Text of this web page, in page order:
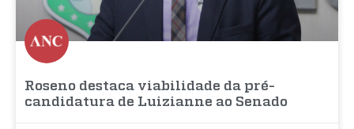
Roseno destaca viabilidade da pré-
candidatura de Luizianne ao Senado